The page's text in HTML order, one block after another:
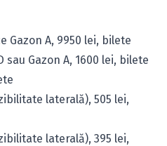
Gazon A, 9950 lei, bilete
sau Gazon A, 1600 lei, bilete
laterală), 505 lei,
laterală), 395 lei,